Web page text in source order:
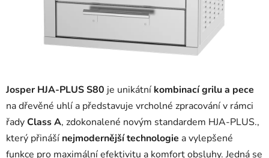
Josper HJA-PLUS S80 je unikátní kombinací grilu a pece
na dřevěné uhlí a představuje vrcholné zpracování v rámci
řadyClass A, zdokonalené novým standardem HJA-PLUS.,
který přináší nejmodernější technologie a vylepšené
funkce pro maximální efektivitu a komfort obsluhy. Jedná se